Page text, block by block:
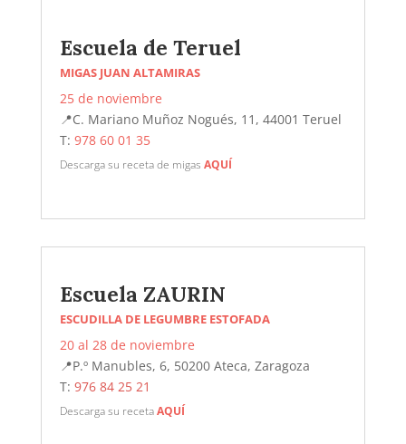
Escuela de Teruel
MIGAS JUAN ALTAMIRAS
25 de noviembre
📍C. Mariano Muñoz Nogués, 11, 44001 Teruel
T: 978 60 01 35
Descarga su receta de migas AQUÍ
Escuela ZAURIN
ESCUDILLA DE LEGUMBRE ESTOFADA
20 al 28 de noviembre
📍P.º Manubles, 6, 50200 Ateca, Zaragoza
T: 976 84 25 21
Descarga su recetaAQUÍ